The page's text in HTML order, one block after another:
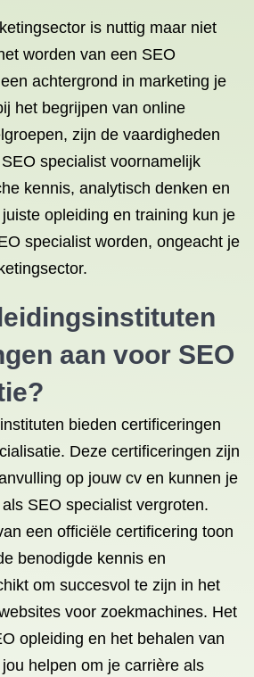
is nuttig maar niet
worden van een SEO
achtergrond in marketing je
het begrijpen van online
zijn de vaardigheden
specialist voornamelijk
kennis, analytisch denken en
opleiding en training kun je
specialist worden, ongeacht je
aan voor SEO
bieden certificeringen
Deze certificeringen zijn
op jouw cv en kunnen je
SEO specialist vergroten.
een officiële certificering toon
benodigde kennis en
om succesvol te zijn in het
voor zoekmachines. Het
opleiding en het behalen van
helpen om je carrière als